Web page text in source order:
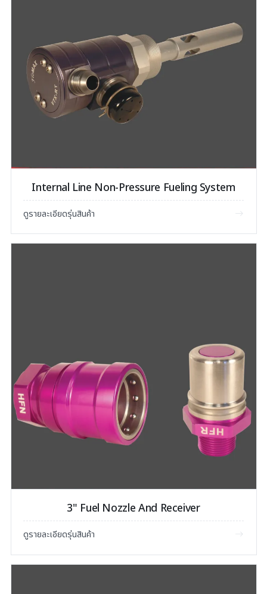
Internal Line Non-Pressure Fueling System
ดูรายละเอียดรุ่นสินค้า
3" Fuel Nozzle And Receiver
ดูรายละเอียดรุ่นสินค้า